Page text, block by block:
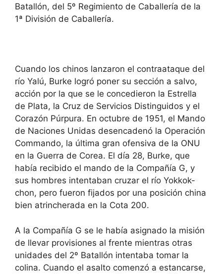
Batallón, del 5º Regimiento de Caballería de la
1ª División de Caballería.
Cuando los chinos lanzaron el contraataque del
río Yalú, Burke logró poner su sección a salvo,
acción por la que se le concedieron la Estrella
de Plata, la Cruz de Servicios Distinguidos y el
Corazón Púrpura. En octubre de 1951, el Mando
de Naciones Unidas desencadenó la Operación
Commando, la última gran ofensiva de la ONU
en la Guerra de Corea. El día 28, Burke, que
había recibido el mando de la Compañía G, y
sus hombres intentaban cruzar el río Yokkok-
chon, pero fueron fijados por una posición china
bien atrincherada en la Cota 200.
A la Compañía G se le había asignado la misión
de llevar provisiones al frente mientras otras
unidades del 2º Batallón intentaba tomar la
colina. Cuando el asalto comenzó a estancarse,